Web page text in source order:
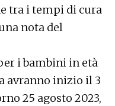
tra i tempi di cura
nota del
i bambini in età
avranno inizio il 3
25 agosto 2023,